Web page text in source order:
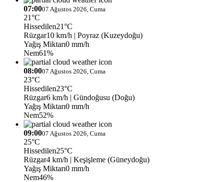
07:0007 Ağustos 2026, Cuma
21°C
Hissedilen21°C
Rüzgar10 km/h | Poyraz (Kuzeydoğu)
Yağış Miktarı0 mm/h
Nem61%
08:0007 Ağustos 2026, Cuma
23°C
Hissedilen23°C
Rüzgar6 km/h | Gündoğusu (Doğu)
Yağış Miktarı0 mm/h
Nem52%
09:0007 Ağustos 2026, Cuma
25°C
Hissedilen25°C
Rüzgar4 km/h | Keşişleme (Güneydoğu)
Yağış Miktarı0 mm/h
Nem46%